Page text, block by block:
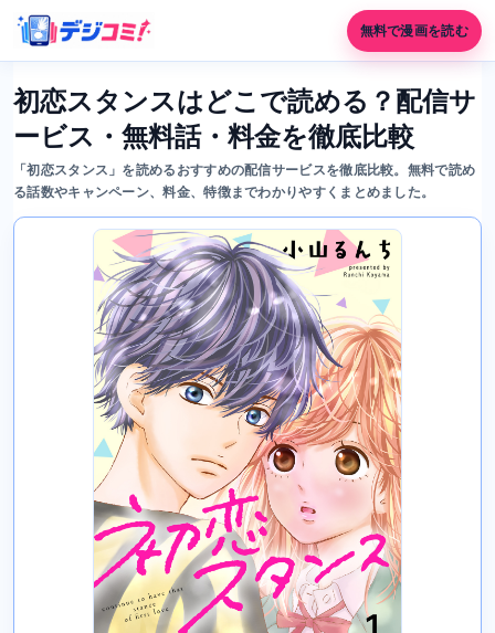
無料で漫画を読む
初恋スタンスはどこで読める？配信サ
ービス・無料話・料金を徹底比較
「初恋スタンス」を読めるおすすめの配信サービスを徹底比較。無料で読め
る話数やキャンペーン、料金、特徴までわかりやすくまとめました。